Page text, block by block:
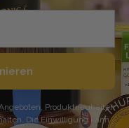
Produktneuheiten
Die Einwilligung kann